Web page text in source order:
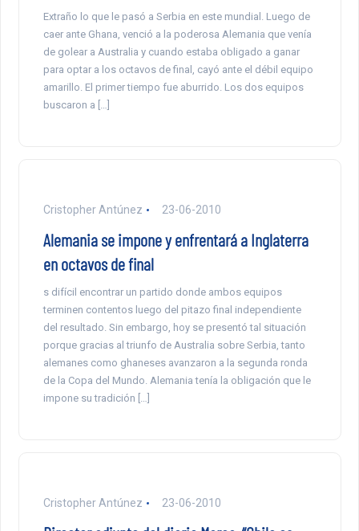
Extraño lo que le pasó a Serbia en este mundial. Luego de
caer ante Ghana, venció a la poderosa Alemania que venía
de golear a Australia y cuando estaba obligado a ganar
para optar a los octavos de final, cayó ante el débil equipo
amarillo. El primer tiempo fue aburrido. Los dos equipos
buscaron a […]
Cristopher Antúnez 23-06-2010
Alemania se impone y enfrentará a Inglaterra
en octavos de final
s difícil encontrar un partido donde ambos equipos
terminen contentos luego del pitazo final independiente
del resultado. Sin embargo, hoy se presentó tal situación
porque gracias al triunfo de Australia sobre Serbia, tanto
alemanes como ghaneses avanzaron a la segunda ronda
de la Copa del Mundo. Alemania tenía la obligación que le
impone su tradición […]
Cristopher Antúnez 23-06-2010